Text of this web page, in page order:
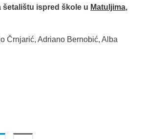
šetalištu ispred škole u Matuljima,
Črnjarić, Adriano Bernobić, Alba